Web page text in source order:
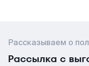
Рассказываем о
Рассылка с